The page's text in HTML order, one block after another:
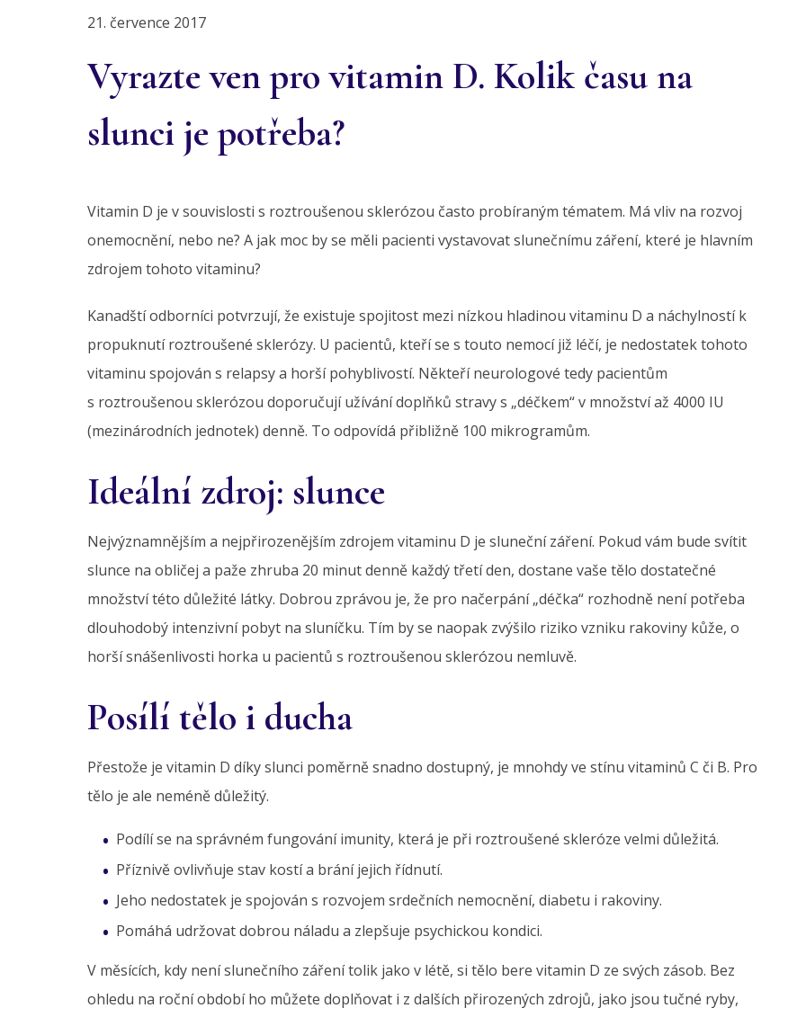
21. července 2017
Vyrazte ven pro vitamin D. Kolik času na
slunci je potřeba?
Vitamin D je v souvislosti s roztroušenou sklerózou často probíraným tématem. Má vliv na rozvoj
onemocnění, nebo ne? A jak moc by se měli pacienti vystavovat slunečnímu záření, které je hlavním
zdrojem tohoto vitaminu?
Kanadští odborníci potvrzují, že existuje spojitost mezi nízkou hladinou vitaminu D a náchylností k
propuknutí roztroušené sklerózy. U pacientů, kteří se s touto nemocí již léčí, je nedostatek tohoto
vitaminu spojován s relapsy a horší pohyblivostí. Někteří neurologové tedy pacientům
s roztroušenou sklerózou doporučují užívání doplňků stravy s „déčkem“ v množství až 4000 IU
(mezinárodních jednotek) denně. To odpovídá přibližně 100 mikrogramům.
Ideální zdroj: slunce
Nejvýznamnějším a nejpřirozenějším zdrojem vitaminu D je sluneční záření. Pokud vám bude svítit
slunce na obličej a paže zhruba 20 minut denně každý třetí den, dostane vaše tělo dostatečné
množství této důležité látky. Dobrou zprávou je, že pro načerpání „déčka“ rozhodně není potřeba
dlouhodobý intenzivní pobyt na sluníčku. Tím by se naopak zvýšilo riziko vzniku rakoviny kůže, o
horší snášenlivosti horka u pacientů s roztroušenou sklerózou nemluvě.
Posílí tělo i ducha
Přestože je vitamin D díky slunci poměrně snadno dostupný, je mnohdy ve stínu vitaminů C či B. Pro
tělo je ale neméně důležitý.
Podílí se na správném fungování imunity, která je při roztroušené skleróze velmi důležitá.
Příznivě ovlivňuje stav kostí a brání jejich řídnutí.
Jeho nedostatek je spojován s rozvojem srdečních nemocnění, diabetu i rakoviny.
Pomáhá udržovat dobrou náladu a zlepšuje psychickou kondici.
V měsících, kdy není slunečního záření tolik jako v létě, si tělo bere vitamin D ze svých zásob. Bez
ohledu na roční období ho můžete doplňovat i z dalších přirozených zdrojů, jako jsou tučné ryby,